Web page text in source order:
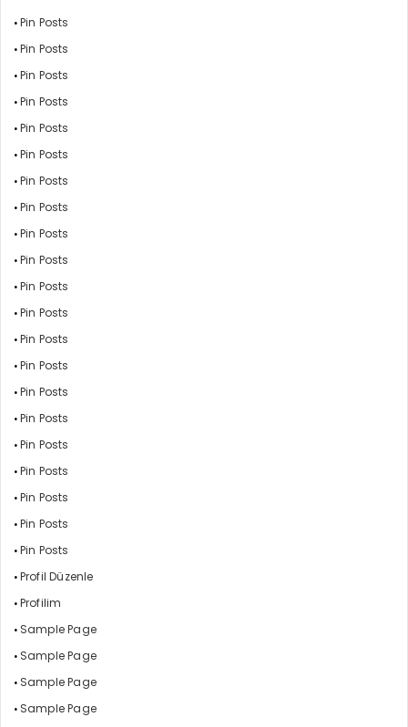
Pin Posts
Pin Posts
Pin Posts
Pin Posts
Pin Posts
Pin Posts
Pin Posts
Pin Posts
Pin Posts
Pin Posts
Pin Posts
Pin Posts
Pin Posts
Pin Posts
Pin Posts
Pin Posts
Pin Posts
Pin Posts
Pin Posts
Pin Posts
Pin Posts
Profil Düzenle
Profilim
Sample Page
Sample Page
Sample Page
Sample Page